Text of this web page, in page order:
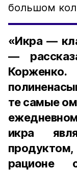
большом
«Икра —
—
те самые
икра
рационе